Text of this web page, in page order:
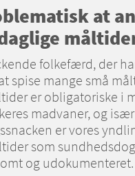
at
folkefærd, der
spise mange små
er obligatoriske i
madvaner, og især
er vores
som
og udokumenteret.